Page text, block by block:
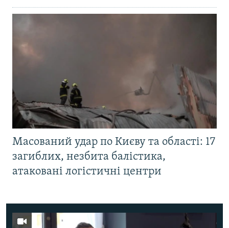
Масований удар по Києву та області: 17
загиблих, незбита балістика,
атаковані логістичні центри